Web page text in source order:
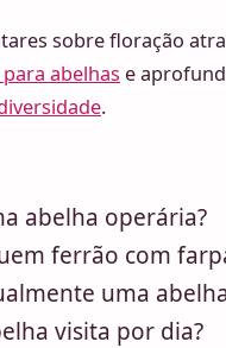
sobre floração
abelhas e
.
abelha operária?
ferrão com
uma
visita por dia?